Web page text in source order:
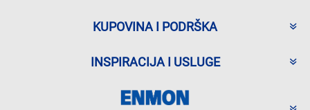
KUPOVINA I PODRŠKA
INSPIRACIJA I USLUGE